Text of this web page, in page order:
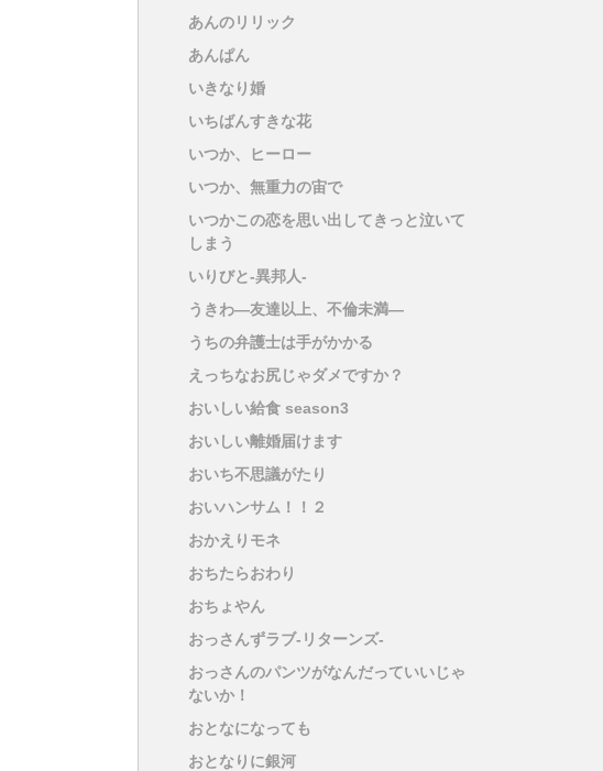
あんのリリック
あんぱん
いきなり婚
いちばんすきな花
いつか、ヒーロー
いつか、無重力の宙で
いつかこの恋を思い出してきっと泣いて
しまう
いりびと-異邦人-
うきわ―友達以上、不倫未満―
うちの弁護士は手がかかる
えっちなお尻じゃダメですか？
おいしい給食 season3
おいしい離婚届けます
おいち不思議がたり
おいハンサム！！２
おかえりモネ
おちたらおわり
おちょやん
おっさんずラブ-リターンズ-
おっさんのパンツがなんだっていいじゃ
ないか！
おとなになっても
おとなりに銀河